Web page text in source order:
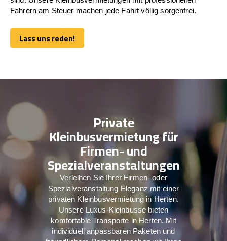
Fahrern am Steuer machen jede Fahrt völlig sorgenfrei.
Lass uns reden!
Lass uns reden!
Private
Kleinbusvermietung für
Firmen- und
Spezialveranstaltungen
Verleihen Sie Ihrer Firmen- oder
Spezialveranstaltung Eleganz mit einer
privaten Kleinbusvermietung in Herten.
Unsere Luxus-Kleinbusse bieten
komfortable Transporte in Herten. Mit
individuell anpassbaren Paketen und